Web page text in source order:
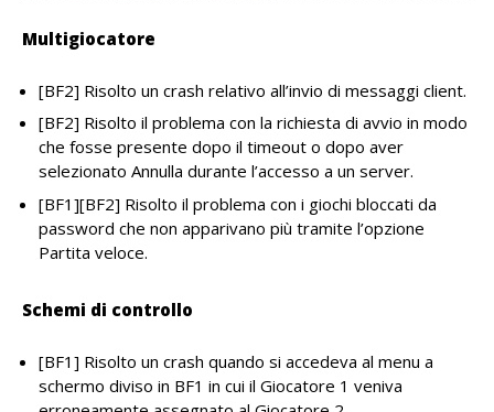
Multigiocatore
[BF2] Risolto un crash relativo all’invio di messaggi client.
[BF2] Risolto il problema con la richiesta di avvio in modo
che fosse presente dopo il timeout o dopo aver
selezionato Annulla durante l’accesso a un server.
[BF1][BF2] Risolto il problema con i giochi bloccati da
password che non apparivano più tramite l’opzione
Partita veloce.
Schemi di controllo
[BF1] Risolto un crash quando si accedeva al menu a
schermo diviso in BF1 in cui il Giocatore 1 veniva